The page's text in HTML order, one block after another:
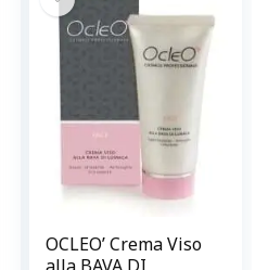
OCLEO’ Crema Viso